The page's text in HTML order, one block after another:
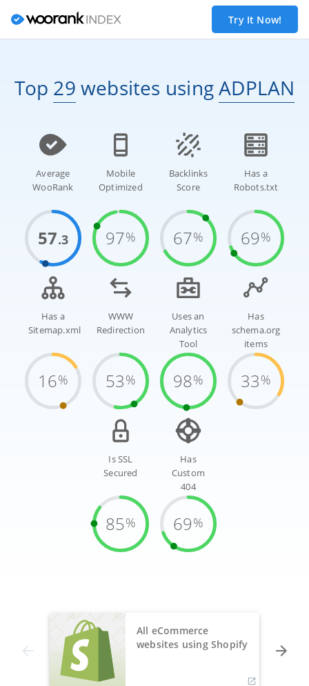
Try It Now!
Top 29 websites usingADPLAN
Average
WooRank
57.3
Mobile
Optimized
97%
Backlinks
Score
67%
Has a
Robots.txt
69%
Has a
Sitemap.xml
16%
WWW
Redirection
53%
Uses an
Analytics
Tool
98%
Has
schema.org
items
33%
Is SSL
Secured
85%
Has
Custom
404
69%
All eCommerce
websites using Shopify